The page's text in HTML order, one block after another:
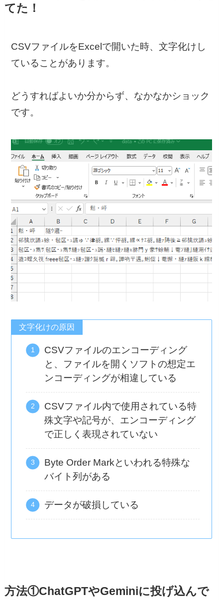
てた！
CSVファイルをExcelで開いた時、文字化けし
ていることがあります。
どうすればよいか分からず、なかなかショック
です。
文字化けの原因
CSVファイルのエンコーディング
と、ファイルを開くソフトの想定エ
ンコーディングが相違している
CSVファイル内で使用されている特
殊文字や記号が、エンコーディング
で正しく表現されていない
Byte Order Markといわれる特殊な
バイト列がある
データが破損している
方法①ChatGPTやGeminiに投げ込んで